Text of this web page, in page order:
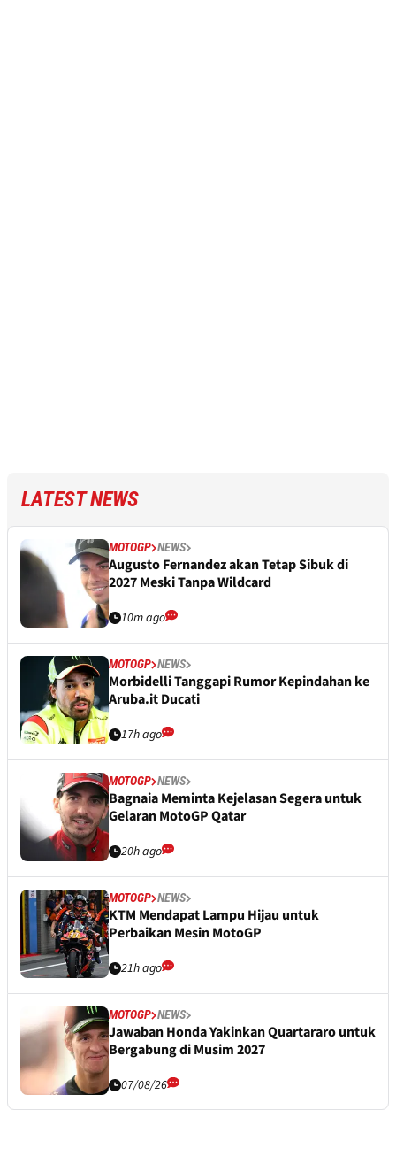
LATEST NEWS
MOTOGP NEWS
Augusto Fernandez akan Tetap Sibuk di
2027 Meski Tanpa Wildcard
10m ago
MOTOGP NEWS
Morbidelli Tanggapi Rumor Kepindahan ke
Aruba.it Ducati
17h ago
MOTOGP NEWS
Bagnaia Meminta Kejelasan Segera untuk
Gelaran MotoGP Qatar
20h ago
MOTOGP NEWS
KTM Mendapat Lampu Hijau untuk
Perbaikan Mesin MotoGP
21h ago
MOTOGP NEWS
Jawaban Honda Yakinkan Quartararo untuk
Bergabung di Musim 2027
07/08/26